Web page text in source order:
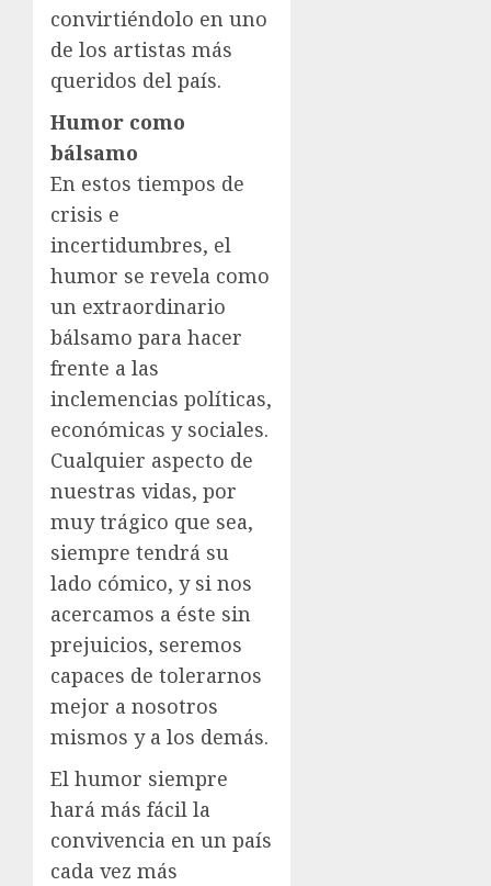
convirtiéndolo en uno
de los artistas más
queridos del país.
Humor como
bálsamo
En estos tiempos de
crisis e
incertidumbres, el
humor se revela como
un extraordinario
bálsamo para hacer
frente a las
inclemencias políticas,
económicas y sociales.
Cualquier aspecto de
nuestras vidas, por
muy trágico que sea,
siempre tendrá su
lado cómico, y si nos
acercamos a éste sin
prejuicios, seremos
capaces de tolerarnos
mejor a nosotros
mismos y a los demás.
El humor siempre
hará más fácil la
convivencia en un país
cada vez más